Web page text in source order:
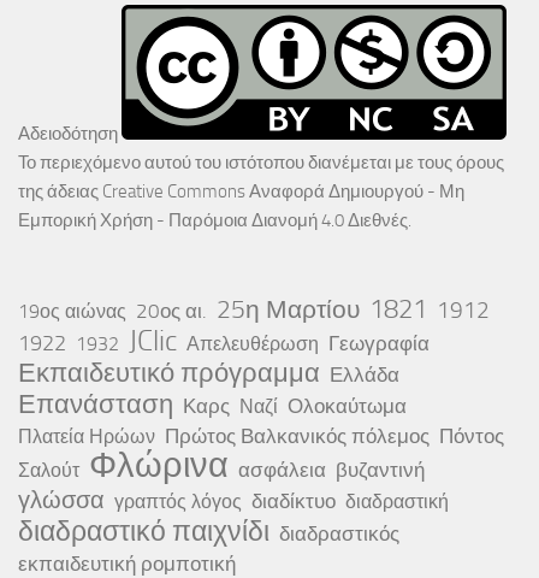
Αδειοδότηση
Το περιεχόμενο αυτού του ιστότοπου διανέμεται με τους όρους
της άδειας Creative Commons Αναφορά Δημιουργού - Μη
Εμπορική Χρήση - Παρόμοια Διανομή 4.0 Διεθνές.
19ος αιώνας 20ος αι. 25η Μαρτίου 1821 1912
1922 1932 JClic Απελευθέρωση Γεωγραφία
Εκπαιδευτικό πρόγραμμα Ελλάδα
Επανάσταση Καρς Ναζί Ολοκαύτωμα
Πλατεία Ηρώων Πρώτος Βαλκανικός πόλεμος Πόντος
Σαλούτ Φλώρινα ασφάλεια βυζαντινή
γλώσσα γραπτός λόγος διαδίκτυο διαδραστική
διαδραστικό παιχνίδι διαδραστικός
εκπαιδευτική ρομποτική